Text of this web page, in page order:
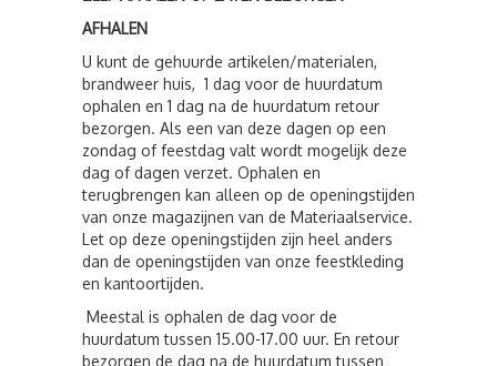
AFHALEN
U kunt de gehuurde artikelen/materialen,
brandweer huis, 1 dag voor de huurdatum
ophalen en 1 dag na de huurdatum retour
bezorgen. Als een van deze dagen op een
zondag of feestdag valt wordt mogelijk deze
dag of dagen verzet. Ophalen en
terugbrengen kan alleen op de openingstijden
van onze magazijnen van de Materiaalservice.
Let op deze openingstijden zijn heel anders
dan de openingstijden van onze feestkleding
en kantoortijden.
Meestal is ophalen de dag voor de
huurdatum tussen 15.00-17.00 uur. En retour
bezorgen de dag na de huurdatum tussen